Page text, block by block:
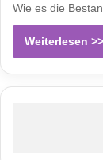
Wie es die
Weiterlesen >>